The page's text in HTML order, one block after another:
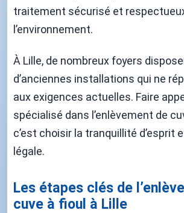
traitement sécurisé et
l’environnement.
À Lille, de nombreux foyers
d’anciennes installations qui ne
aux exigences actuelles. Faire
spécialisé dans l’enlèvement de
c’est choisir la tranquillité d’esprit
légale.
Les étapes clés de
cuve à fioul à Lille